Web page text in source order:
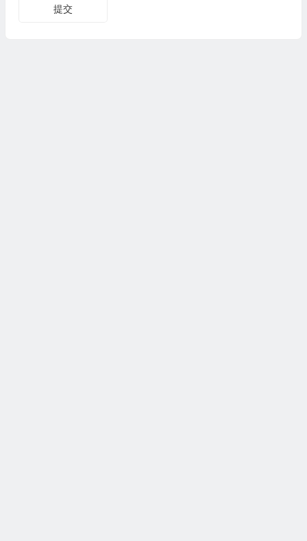
提交